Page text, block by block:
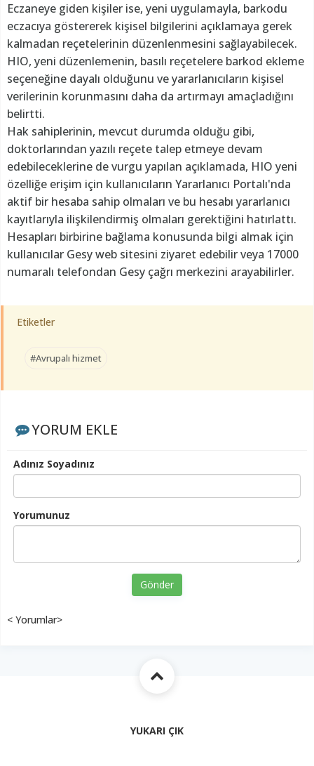
Eczaneye giden kişiler ise, yeni uygulamayla, barkodu
eczacıya göstererek kişisel bilgilerini açıklamaya gerek
kalmadan reçetelerinin düzenlenmesini sağlayabilecek.
HIO, yeni düzenlemenin, basılı reçetelere barkod ekleme
seçeneğine dayalı olduğunu ve yararlanıcıların kişisel
verilerinin korunmasını daha da artırmayı amaçladığını
belirtti.
Hak sahiplerinin, mevcut durumda olduğu gibi,
doktorlarından yazılı reçete talep etmeye devam
edebileceklerine de vurgu yapılan açıklamada, HIO yeni
özelliğe erişim için kullanıcıların Yararlanıcı Portalı'nda
aktif bir hesaba sahip olmaları ve bu hesabı yararlanıcı
kayıtlarıyla ilişkilendirmiş olmaları gerektiğini hatırlattı.
Hesapları birbirine bağlama konusunda bilgi almak için
kullanıcılar Gesy web sitesini ziyaret edebilir veya 17000
numaralı telefondan Gesy çağrı merkezini arayabilirler.
Etiketler
#Avrupalı hizmet
YORUM EKLE
Adınız Soyadınız
Yorumunuz
Gönder
< Yorumlar>
YUKARI ÇIK